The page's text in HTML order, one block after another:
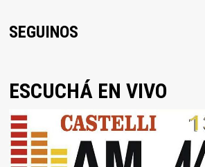
SEGUINOS
ESCUCHÁ EN VIVO